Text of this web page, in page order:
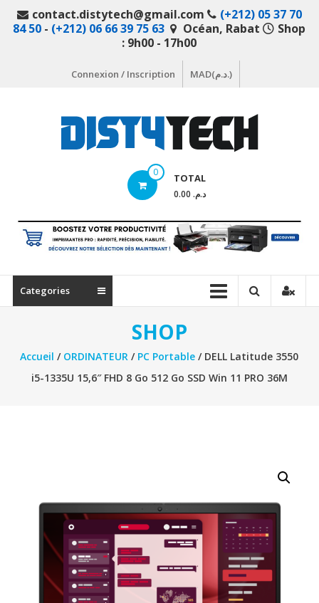
contact.distytech@gmail.com
(+212) 05 37 70
84 50 - (+212) 06 66 39 75 63 Océan, Rabat
Shop
: 9h00 - 17h00
Connexion / Inscription MAD(د.م.)
en
ligne
matériel
informatique
0 TOTAL
د.م. 0.00
Categories
SHOP
Accueil / ORDINATEUR / PC Portable / DELL Latitude 3550
i5-1335U 15,6″ FHD 8 Go 512 Go SSD Win 11 PRO 36M